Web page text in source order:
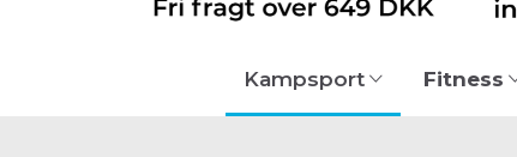
Kampsport Fitness